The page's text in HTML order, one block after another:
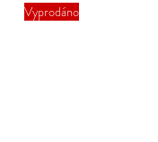
Vyprodáno